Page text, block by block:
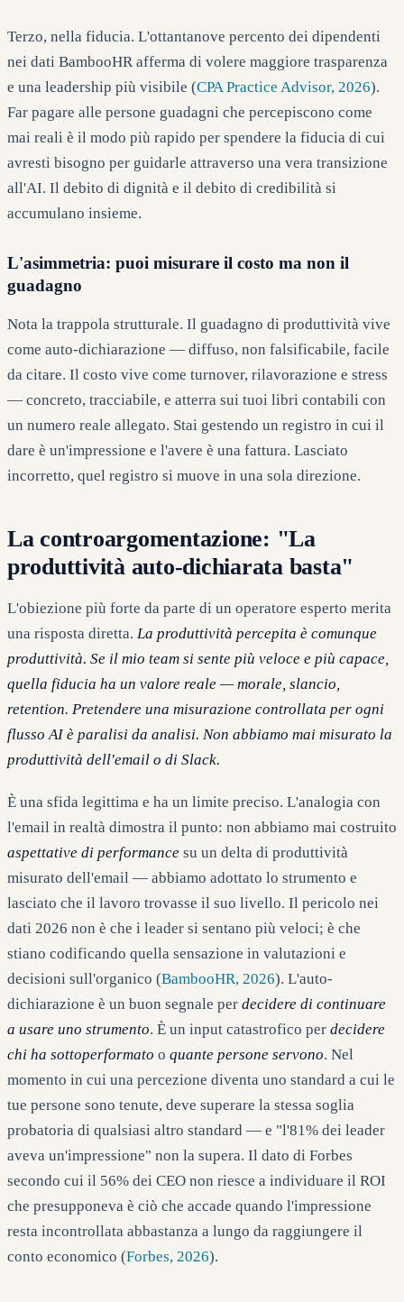
Terzo, nella fiducia. L'ottantanove percento dei dipendenti
nei dati BambooHR afferma di volere maggiore trasparenza
e una leadership più visibile (CPA Practice Advisor, 2026).
Far pagare alle persone guadagni che percepiscono come
mai reali è il modo più rapido per spendere la fiducia di cui
avresti bisogno per guidarle attraverso una vera transizione
all'AI. Il debito di dignità e il debito di credibilità si
accumulano insieme.
L'asimmetria: puoi misurare il costo ma non il
guadagno
Nota la trappola strutturale. Il guadagno di produttività vive
come auto-dichiarazione — diffuso, non falsificabile, facile
da citare. Il costo vive come turnover, rilavorazione e stress
— concreto, tracciabile, e atterra sui tuoi libri contabili con
un numero reale allegato. Stai gestendo un registro in cui il
dare è un'impressione e l'avere è una fattura. Lasciato
incorretto, quel registro si muove in una sola direzione.
La controargomentazione: "La
produttività auto-dichiarata basta"
L'obiezione più forte da parte di un operatore esperto merita
una risposta diretta. La produttività percepita è comunque
produttività. Se il mio team si sente più veloce e più capace,
quella fiducia ha un valore reale — morale, slancio,
retention. Pretendere una misurazione controllata per ogni
flusso AI è paralisi da analisi. Non abbiamo mai misurato la
produttività dell'email o di Slack.
È una sfida legittima e ha un limite preciso. L'analogia con
l'email in realtà dimostra il punto: non abbiamo mai costruito
aspettative di performance su un delta di produttività
misurato dell'email — abbiamo adottato lo strumento e
lasciato che il lavoro trovasse il suo livello. Il pericolo nei
dati 2026 non è che i leader si sentano più veloci; è che
stiano codificando quella sensazione in valutazioni e
decisioni sull'organico (BambooHR, 2026). L'auto-
dichiarazione è un buon segnale per decidere di continuare
a usare uno strumento. È un input catastrofico per decidere
chi ha sottoperformato o quante persone servono. Nel
momento in cui una percezione diventa uno standard a cui le
tue persone sono tenute, deve superare la stessa soglia
probatoria di qualsiasi altro standard — e "l'81% dei leader
aveva un'impressione" non la supera. Il dato di Forbes
secondo cui il 56% dei CEO non riesce a individuare il ROI
che presupponeva è ciò che accade quando l'impressione
resta incontrollata abbastanza a lungo da raggiungere il
conto economico (Forbes, 2026).